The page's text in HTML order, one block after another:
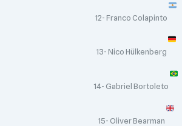
12- Franco Colapinto
13- Nico Hülkenberg
14- Gabriel Bortoleto
15- Oliver Bearman